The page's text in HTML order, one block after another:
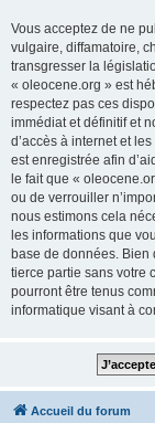
Vous acceptez de ne
vulgaire, diffamatoire,
transgresser la
« oleocene.org » est
respectez pas ces
immédiat et définitif et
d’accès à internet et
est enregistrée afin
le fait que «
ou de verrouiller
nous estimons cela
les informations que
base de données. Bien
tierce partie sans votre
pourront être tenus
informatique visant à
Accueil du forum